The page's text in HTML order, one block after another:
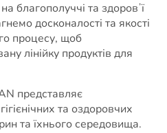
благополуччі та здоровʼї
досконалості та якості
процесу, щоб
лінійку продуктів для
представляє
та оздоровчих
та їхнього середовища.